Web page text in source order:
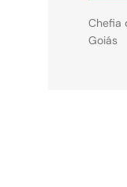
Chefia
Goiás